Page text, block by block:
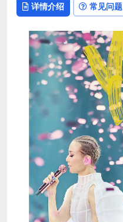
详情介绍 常见问题